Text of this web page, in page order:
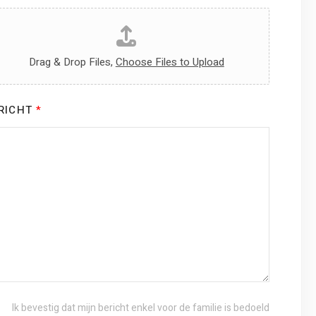
Drag & Drop Files, Choose Files to Upload
*
Ik bevestig dat mijn bericht enkel voor de familie is bedoeld